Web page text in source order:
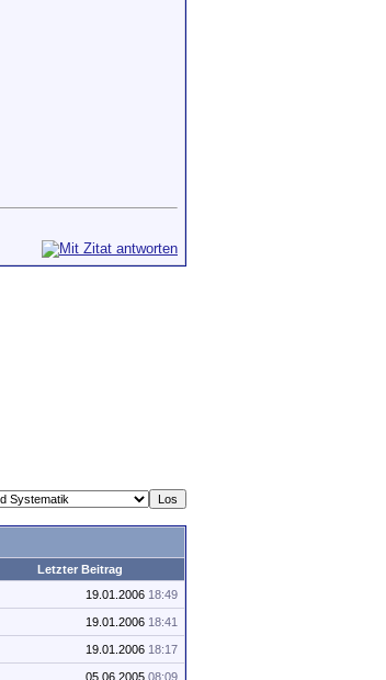
Letzter Beitrag
19.01.2006 18:49
19.01.2006 18:41
19.01.2006 18:17
05.06.2005 08:09